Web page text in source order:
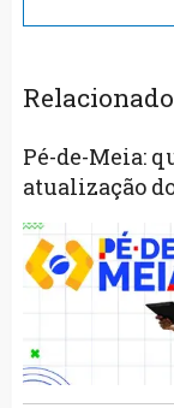
Pé-de-Meia:
atualização